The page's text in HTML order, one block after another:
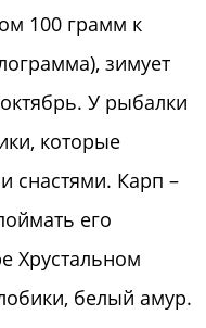
100 грамм к
зимует
У рыбалки
которые
снастями. Карп –
его
Хрустальном
белый амур.